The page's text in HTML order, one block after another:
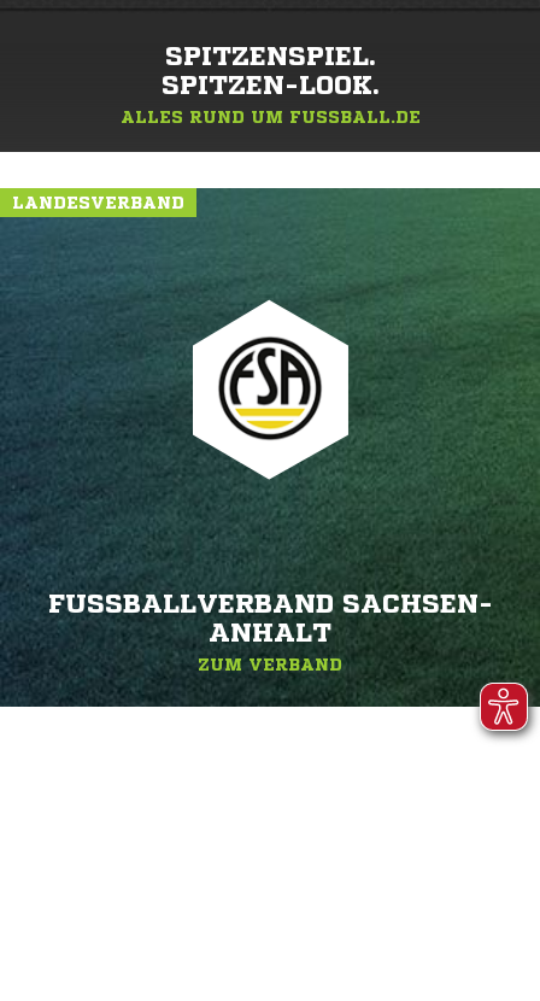
SPITZENSPIEL.
SPITZEN-LOOK.
ALLES RUND UM FUSSBALL.DE
LANDESVERBAND
FUSSBALLVERBAND SACHSEN-A
NHALT
ZUM VERBAND